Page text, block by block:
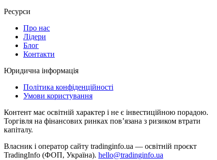
Ресурси
Про нас
Лідери
Блог
Контакти
Юридична інформація
Політика конфіденційності
Умови користування
Контент має освітній характер і не є інвестиційною порадою.
Торгівля на фінансових ринках повʼязана з ризиком втрати
капіталу.
Власник і оператор сайту tradinginfo.ua — освітній проєкт
TradingInfo (ФОП, Україна). hello@tradinginfo.ua